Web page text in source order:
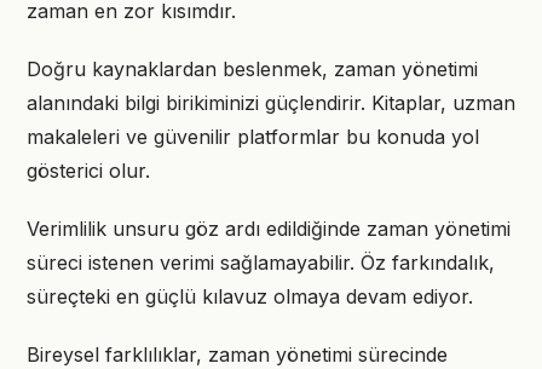
zaman en zor kısımdır.
Doğru kaynaklardan beslenmek, zaman yönetimi
alanındaki bilgi birikiminizi güçlendirir. Kitaplar, uzman
makaleleri ve güvenilir platformlar bu konuda yol
gösterici olur.
Verimlilik unsuru göz ardı edildiğinde zaman yönetimi
süreci istenen verimi sağlamayabilir. Öz farkındalık,
süreçteki en güçlü kılavuz olmaya devam ediyor.
Bireysel farklılıklar, zaman yönetimi sürecinde